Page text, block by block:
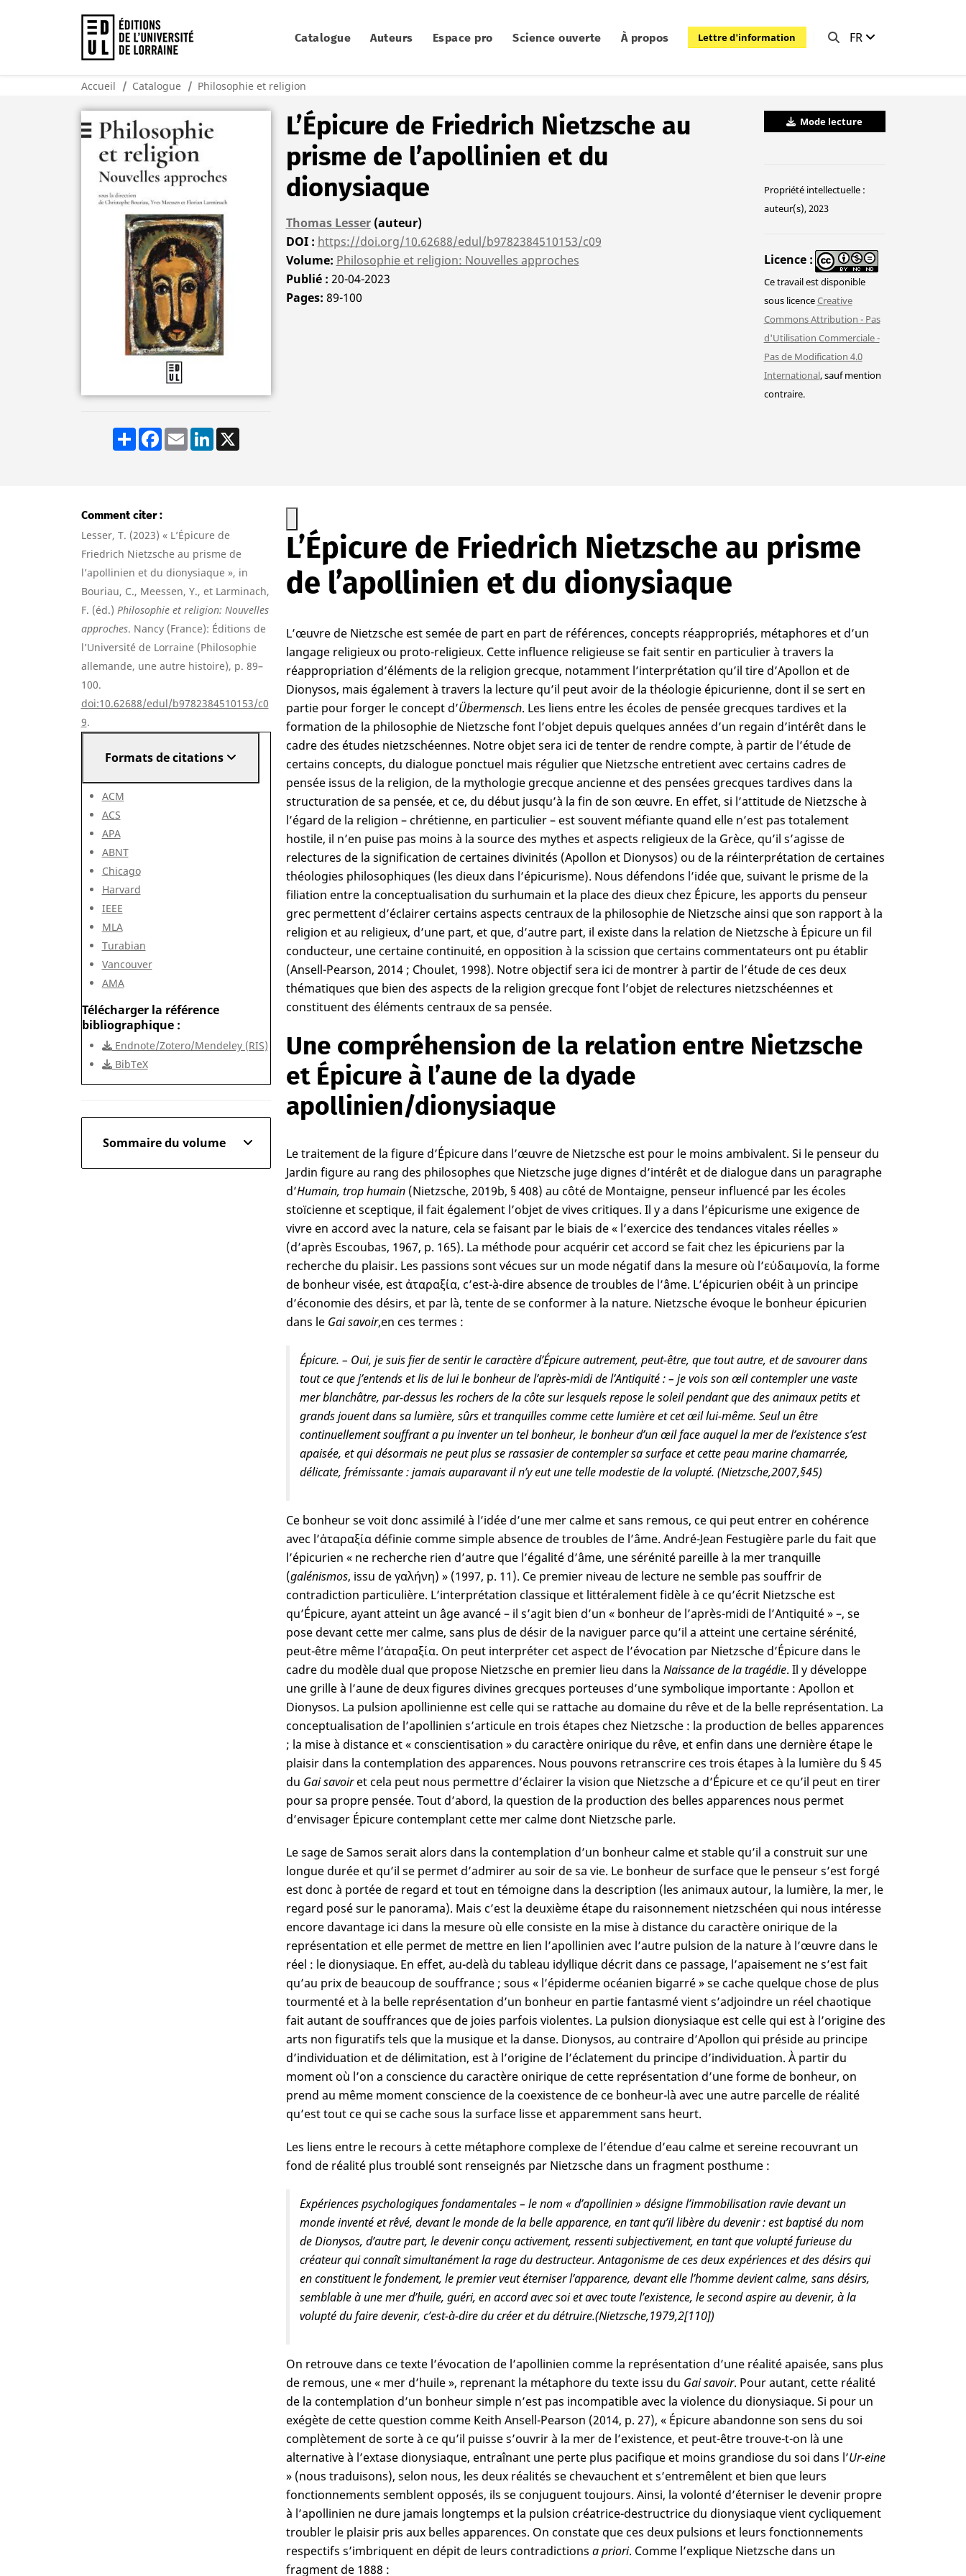
Catalogue Auteurs Espace pro Science ouverte À propos Lettre d'information FR
Accueil Catalogue Philosophie et religion
ShareFacebook
EmailLinkedIn
X
L’Épicure de Friedrich Nietzsche au
prisme de l’apollinien et du
dionysiaque
Thomas Lesser (auteur)
DOI
https://doi.org/10.62688/edul/b9782384510153/c09
Volume Philosophie et religion: Nouvelles approches
Publié 20-04-2023
Pages 89-100
Mode lecture
Propriété intellectuelle :
auteur(s), 2023
Licence
Ce travail est disponible
sous licenceCreative
Commons Attribution - Pas
d'Utilisation Commerciale -
Pas de Modification 4.0
International, sauf mention
contraire.
Comment citer
Lesser, T. (2023) « L’Épicure de
Friedrich Nietzsche au prisme de
l’apollinien et du dionysiaque », in
Bouriau, C., Meessen, Y., et Larminach,
F. (éd.) Philosophie et religion: Nouvelles
approches. Nancy (France): Éditions de
l’Université de Lorraine (Philosophie
allemande, une autre histoire), p. 89–
100.
doi:10.62688/edul/b9782384510153/c0
9.
Formats de citations
ACM
ACS
APA
ABNT
Chicago
Harvard
IEEE
MLA
Turabian
Vancouver
AMA
Télécharger la référence
bibliographique
Endnote/Zotero/Mendeley (RIS)
BibTeX
Sommaire du volume
L’Épicure de Friedrich Nietzsche au prisme
de l’apollinien et du dionysiaque
L’œuvre de Nietzsche est semée de part en part de références, concepts réappropriés, métaphores et d’un
langage religieux ou proto-religieux. Cette influence religieuse se fait sentir en particulier à travers la
réappropriation d’éléments de la religion grecque, notamment l’interprétation qu’il tire d’Apollon et de
Dionysos, mais également à travers la lecture qu’il peut avoir de la théologie épicurienne, dont il se sert en
partie pour forger le concept d’Übermensch. Les liens entre les écoles de pensée grecques tardives et la
formation de la philosophie de Nietzsche font l’objet depuis quelques années d’un regain d’intérêt dans le
cadre des études nietzschéennes. Notre objet sera ici de tenter de rendre compte, à partir de l’étude de
certains concepts, du dialogue ponctuel mais régulier que Nietzsche entretient avec certains cadres de
pensée issus de la religion, de la mythologie grecque ancienne et des pensées grecques tardives dans la
structuration de sa pensée, et ce, du début jusqu’à la fin de son œuvre. En effet, si l’attitude de Nietzsche à
l’égard de la religion – chrétienne, en particulier – est souvent méfiante quand elle n’est pas totalement
hostile, il n’en puise pas moins à la source des mythes et aspects religieux de la Grèce, qu’il s’agisse de
relectures de la signification de certaines divinités (Apollon et Dionysos) ou de la réinterprétation de certaines
théologies philosophiques (les dieux dans l’épicurisme). Nous défendons l’idée que, suivant le prisme de la
filiation entre la conceptualisation du surhumain et la place des dieux chez Épicure, les apports du penseur
grec permettent d’éclairer certains aspects centraux de la philosophie de Nietzsche ainsi que son rapport à la
religion et au religieux, d’une part, et que, d’autre part, il existe dans la relation de Nietzsche à Épicure un fil
conducteur, une certaine continuité, en opposition à la scission que certains commentateurs ont pu établir
(Ansell-Pearson, 2014 ; Choulet, 1998). Notre objectif sera ici de montrer à partir de l’étude de ces deux
thématiques que bien des aspects de la religion grecque font l’objet de relectures nietzschéennes et
constituent des éléments centraux de sa pensée.
Une compréhension de la relation entre Nietzsche
et Épicure à l’aune de la dyade
apollinien/dionysiaque
Le traitement de la figure d’Épicure dans l’œuvre de Nietzsche est pour le moins ambivalent. Si le penseur du
Jardin figure au rang des philosophes que Nietzsche juge dignes d’intérêt et de dialogue dans un paragraphe
d’Humain, trop humain (Nietzsche, 2019b, § 408) au côté de Montaigne, penseur influencé par les écoles
stoïcienne et sceptique, il fait également l’objet de vives critiques. Il y a dans l’épicurisme une exigence de
vivre en accord avec la nature, cela se faisant par le biais de « l’exercice des tendances vitales réelles »
(d’après Escoubas, 1967, p. 165). La méthode pour acquérir cet accord se fait chez les épicuriens par la
recherche du plaisir. Les passions sont vécues sur un mode négatif dans la mesure où l’εὐδαιμονία, la forme
de bonheur visée, est ἀταραξία, c’est-à-dire absence de troubles de l’âme. L’épicurien obéit à un principe
d’économie des désirs, et par là, tente de se conformer à la nature. Nietzsche évoque le bonheur épicurien
dans le Gai savoir,en ces termes :
Épicure. – Oui, je suis fier de sentir le caractère d’Épicure autrement, peut-être, que tout autre, et de savourer dans
tout ce que j’entends et lis de lui le bonheur de l’après-midi de l’Antiquité : – je vois son œil contempler une vaste
mer blanchâtre, par-dessus les rochers de la côte sur lesquels repose le soleil pendant que des animaux petits et
grands jouent dans sa lumière, sûrs et tranquilles comme cette lumière et cet œil lui-même. Seul un être
continuellement souffrant a pu inventer un tel bonheur, le bonheur d’un œil face auquel la mer de l’existence s’est
apaisée, et qui désormais ne peut plus se rassasier de contempler sa surface et cette peau marine chamarrée,
délicate, frémissante : jamais auparavant il n’y eut une telle modestie de la volupté. (Nietzsche,2007,§45)
Ce bonheur se voit donc assimilé à l’idée d’une mer calme et sans remous, ce qui peut entrer en cohérence
avec l’ἀταραξία définie comme simple absence de troubles de l’âme. André-Jean Festugière parle du fait que
l’épicurien « ne recherche rien d’autre que l’égalité d’âme, une sérénité pareille à la mer tranquille
(galénismos, issu de γαλήνη) » (1997, p. 11). Ce premier niveau de lecture ne semble pas souffrir de
contradiction particulière. L’interprétation classique et littéralement fidèle à ce qu’écrit Nietzsche est
qu’Épicure, ayant atteint un âge avancé – il s’agit bien d’un « bonheur de l’après-midi de l’Antiquité » –, se
pose devant cette mer calme, sans plus de désir de la naviguer parce qu’il a atteint une certaine sérénité,
peut-être même l’ἀταραξία. On peut interpréter cet aspect de l’évocation par Nietzsche d’Épicure dans le
cadre du modèle dual que propose Nietzsche en premier lieu dans la Naissance de la tragédie. Il y développe
une grille à l’aune de deux figures divines grecques porteuses d’une symbolique importante : Apollon et
Dionysos. La pulsion apollinienne est celle qui se rattache au domaine du rêve et de la belle représentation. La
conceptualisation de l’apollinien s’articule en trois étapes chez Nietzsche : la production de belles apparences
; la mise à distance et « conscientisation » du caractère onirique du rêve, et enfin dans une dernière étape le
plaisir dans la contemplation des apparences. Nous pouvons retranscrire ces trois étapes à la lumière du § 45
du Gai savoiret cela peut nous permettre d’éclairer la vision que Nietzsche a d’Épicure et ce qu’il peut en tirer
pour sa propre pensée. Tout d’abord, la question de la production des belles apparences nous permet
d’envisager Épicure contemplant cette mer calme dont Nietzsche parle.
Le sage de Samos serait alors dans la contemplation d’un bonheur calme et stable qu’il a construit sur une
longue durée et qu’il se permet d’admirer au soir de sa vie. Le bonheur de surface que le penseur s’est forgé
est donc à portée de regard et tout en témoigne dans la description (les animaux autour, la lumière, la mer, le
regard posé sur le panorama). Mais c’est la deuxième étape du raisonnement nietzschéen qui nous intéresse
encore davantage ici dans la mesure où elle consiste en la mise à distance du caractère onirique de la
représentation et elle permet de mettre en lien l’apollinien avec l’autre pulsion de la nature à l’œuvre dans le
réel : le dionysiaque. En effet, au-delà du tableau idyllique décrit dans ce passage, l’apaisement ne s’est fait
qu’au prix de beaucoup de souffrance ; sous « l’épiderme océanien bigarré » se cache quelque chose de plus
tourmenté et à la belle représentation d’un bonheur en partie fantasmé vient s’adjoindre un réel chaotique
fait autant de souffrances que de joies parfois violentes. La pulsion dionysiaque est celle qui est à l’origine des
arts non figuratifs tels que la musique et la danse. Dionysos, au contraire d’Apollon qui préside au principe
d’individuation et de délimitation, est à l’origine de l’éclatement du principe d’individuation. À partir du
moment où l’on a conscience du caractère onirique de cette représentation d’une forme de bonheur, on
prend au même moment conscience de la coexistence de ce bonheur-là avec une autre parcelle de réalité
qu’est tout ce qui se cache sous la surface lisse et apparemment sans heurt.
Les liens entre le recours à cette métaphore complexe de l’étendue d’eau calme et sereine recouvrant un
fond de réalité plus troublé sont renseignés par Nietzsche dans un fragment posthume :
Expériences psychologiques fondamentales – le nom « d’apollinien » désigne l’immobilisation ravie devant un
monde inventé et rêvé, devant le monde de la belle apparence, en tant qu’il libère du devenir : est baptisé du nom
de Dionysos, d’autre part, le devenir conçu activement, ressenti subjectivement, en tant que volupté furieuse du
créateur qui connaît simultanément la rage du destructeur. Antagonisme de ces deux expériences et des désirs qui
en constituent le fondement, le premier veut éterniser l’apparence, devant elle l’homme devient calme, sans désirs,
semblable à une mer d’huile, guéri, en accord avec soi et avec toute l’existence, le second aspire au devenir, à la
volupté du faire devenir, c’est-à-dire du créer et du détruire.(Nietzsche,1979,2[110])
On retrouve dans ce texte l’évocation de l’apollinien comme la représentation d’une réalité apaisée, sans plus
de remous, une « mer d’huile », reprenant la métaphore du texte issu du Gai savoir. Pour autant, cette réalité
de la contemplation d’un bonheur simple n’est pas incompatible avec la violence du dionysiaque. Si pour un
exégète de cette question comme Keith Ansell-Pearson (2014, p. 27), « Épicure abandonne son sens du soi
complètement de sorte à ce qu’il puisse s’ouvrir à la mer de l’existence, et peut-être trouve-t-on là une
alternative à l’extase dionysiaque, entraînant une perte plus pacifique et moins grandiose du soi dans l’Ur-eine
» (nous traduisons), selon nous, les deux réalités se chevauchent et s’entremêlent et bien que leurs
fonctionnements semblent opposés, ils se conjuguent toujours. Ainsi, la volonté d’éterniser le devenir propre
à l’apollinien ne dure jamais longtemps et la pulsion créatrice-destructrice du dionysiaque vient cycliquement
troubler le plaisir pris aux belles apparences. On constate que ces deux pulsions et leurs fonctionnements
respectifs s’imbriquent en dépit de leurs contradictions a priori. Comme l’explique Nietzsche dans un
fragment de 1888 :